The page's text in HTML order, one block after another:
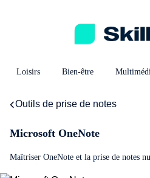
Loisirs Bien-être
Outils de prise de notes
Microsoft OneNote
Maîtriser OneNote et la prise de notes